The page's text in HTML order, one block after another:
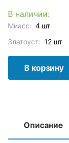
В наличии:
Миасс: 4 шт
Златоуст: 12 шт
В корзину
Описание